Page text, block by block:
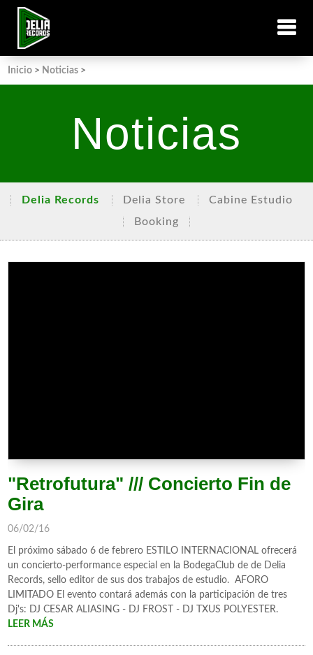
Inicio > Noticias >
Noticias
Delia Records Delia Store
Cabine Estudio
Booking
"Retrofutura" /// Concierto Fin de
Gira
06/02/16
El próximo sábado 6 de febrero ESTILO INTERNACIONAL ofrecerá
un concierto-performance especial en la BodegaClub de de Delia
Records, sello editor de sus dos trabajos de estudio. AFORO
LIMITADO El evento contará además con la participación de tres
Dj's: DJ CESAR ALIASING - DJ FROST - DJ TXUS POLYESTER.
LEER MÁS